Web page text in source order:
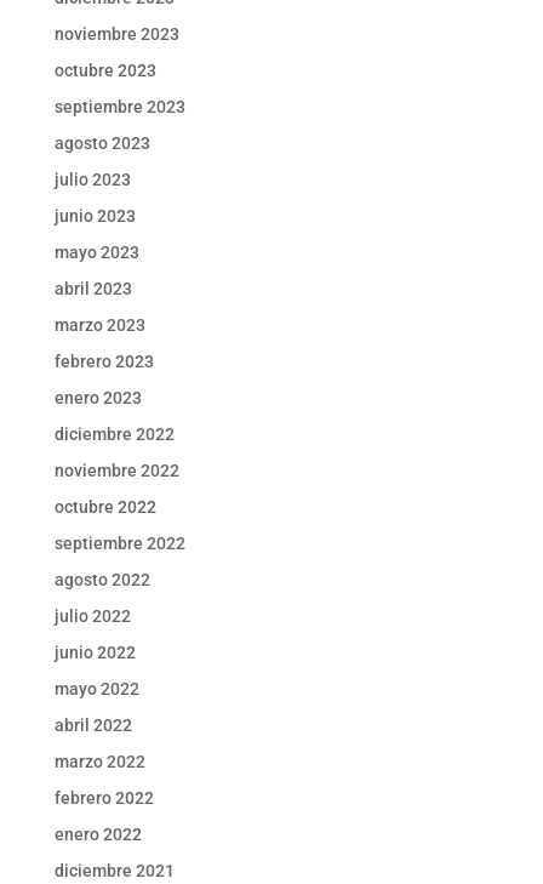
noviembre 2023
octubre 2023
septiembre 2023
agosto 2023
julio 2023
junio 2023
mayo 2023
abril 2023
marzo 2023
febrero 2023
enero 2023
diciembre 2022
noviembre 2022
octubre 2022
septiembre 2022
agosto 2022
julio 2022
junio 2022
mayo 2022
abril 2022
marzo 2022
febrero 2022
enero 2022
diciembre 2021